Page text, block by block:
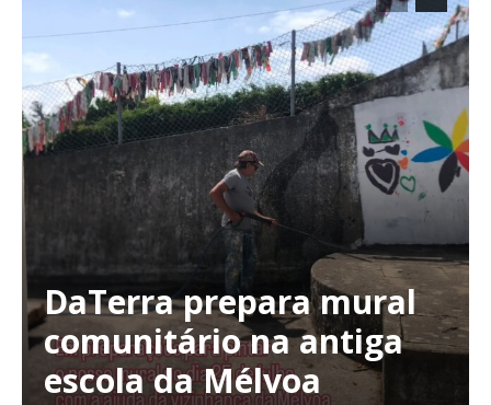
DaTerra prepara mural
comunitário na antiga
escola da Mélvoa